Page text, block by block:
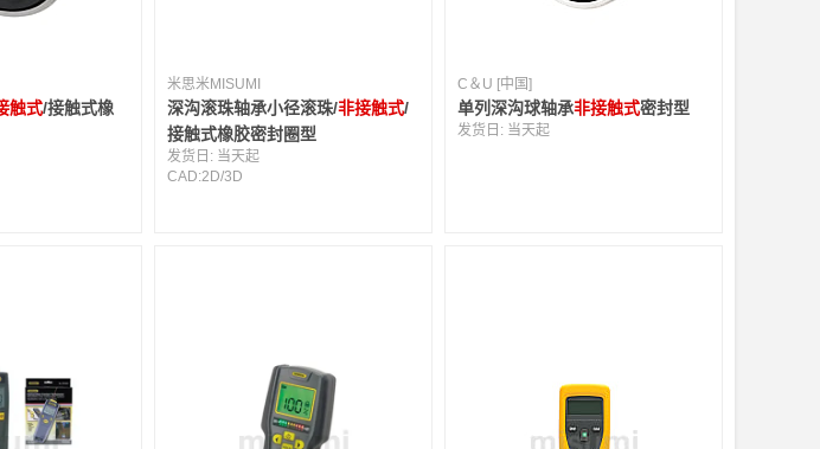
触式/接触式橡
米思米MISUMI
深沟滚珠轴承小径滚珠/非接触式/
接触式橡胶密封圈型
发货日: 当天起
CAD:2D/3D
C＆U [中国]
单列深沟球轴承非接触式密封型
发货日: 当天起